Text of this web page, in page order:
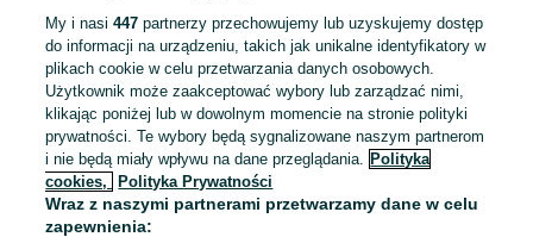
To ogłoszenie nie jest już dostępne
My i nasi447 partnerzy przechowujemy lub uzyskujemy dostęp
do informacji na urządzeniu, takich jak unikalne identyfikatory w
plikach cookie w celu przetwarzania danych osobowych.
Użytkownik może zaakceptować wybory lub zarządzać nimi,
klikając poniżej lub w dowolnym momencie na stronie polityki
prywatności. Te wybory będą sygnalizowane naszym partnerom
i nie będą miały wpływu na dane przeglądania. Polityka
cookies,
Polityka Prywatności
Wraz z naszymi partnerami przetwarzamy dane w celu
zapewnienia: